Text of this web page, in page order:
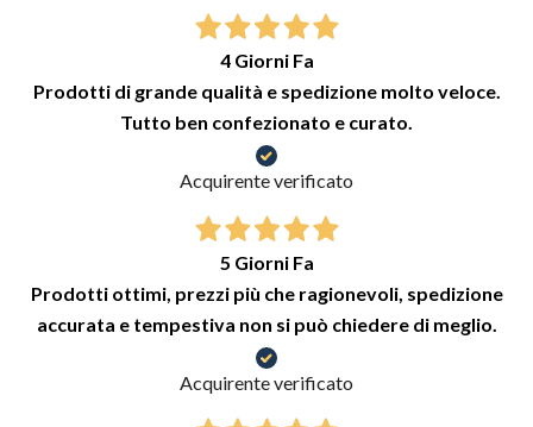
4 Giorni Fa
Prodotti di grande qualità e spedizione molto veloce.
Tutto ben confezionato e curato.
Acquirente verificato
5 Giorni Fa
Prodotti ottimi, prezzi più che ragionevoli, spedizione
accurata e tempestiva non si può chiedere di meglio.
Acquirente verificato